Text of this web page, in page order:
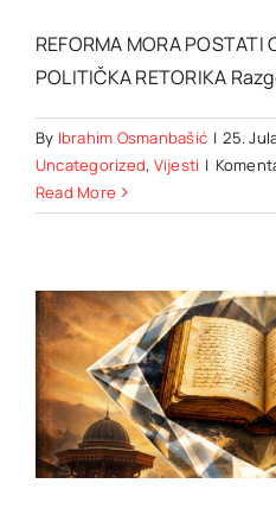
REFORMA MORA POSTATI
POLITIČKA RETORIKA
By Ibrahim Osmanbašić | 25.
Uncategorized, Vijesti |
Read More